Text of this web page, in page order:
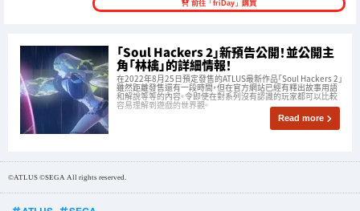
前往「friDay」購買
「Soul Hackers 2」新預告公開！並公開主
角「林檎」的詳細情報！
在2022年8月25日預定發售的ATLUS最新作品「Soul Hackers 2」
雖然距離發售還有一段時間，但在官方網站已經有釋出故事用語
和解說等等的內容。令即使在對系列沒有認識的玩家都可以比較
容易理解到遊戲的世界觀。
Read more
©ATLUS ©SEGA All rights reserved.